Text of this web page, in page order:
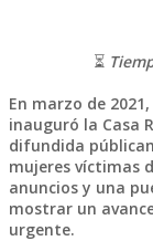
⏳
En marzo de
inauguró la Casa
difundida
mujeres víctimas
anuncios y una
mostrar un
urgente.